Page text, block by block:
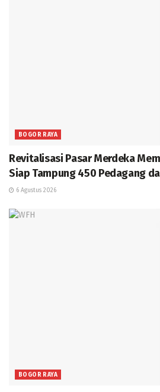
BOGOR RAYA
Revitalisasi Pasar Merdeka
Siap Tampung 450 Pedagang
6 Agustus 2026
BOGOR RAYA